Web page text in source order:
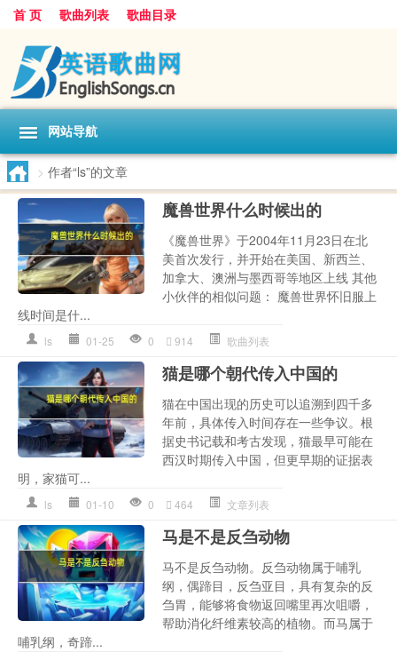
首 页 歌曲列表 歌曲目录
网站导航
> 作者“ls”的文章
魔兽世界什么时候出的
《魔兽世界》于2004年11月23日在北
美首次发行，并开始在美国、新西兰、
加拿大、澳洲与墨西哥等地区上线 其他
小伙伴的相似问题： 魔兽世界怀旧服上
线时间是什...
ls 01-25 0 914 歌曲列表
猫是哪个朝代传入中国的
猫在中国出现的历史可以追溯到四千多
年前，具体传入时间存在一些争议。根
据史书记载和考古发现，猫最早可能在
西汉时期传入中国，但更早期的证据表
明，家猫可...
ls 01-10 0 464 文章列表
马是不是反刍动物
马不是反刍动物。反刍动物属于哺乳
纲，偶蹄目，反刍亚目，具有复杂的反
刍胃，能够将食物返回嘴里再次咀嚼，
帮助消化纤维素较高的植物。而马属于
哺乳纲，奇蹄...